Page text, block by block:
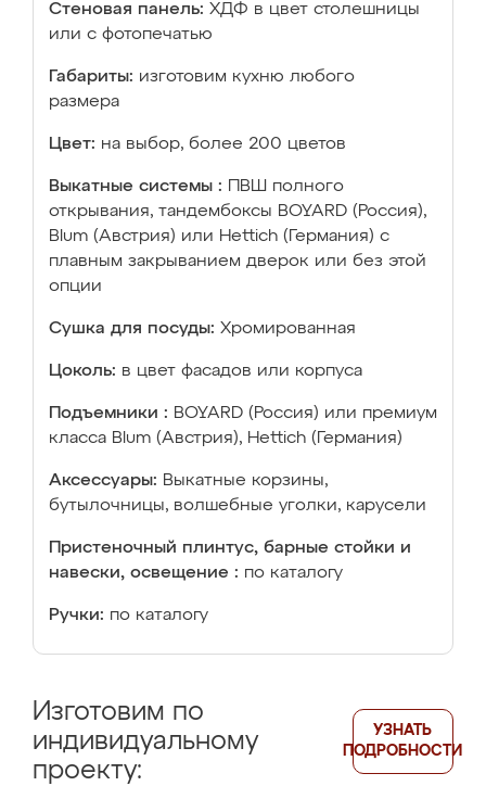
Стеновая панель: ХДФ в цвет столешницы
или с фотопечатью
Габариты: изготовим кухню любого
размера
Цвет: на выбор, более 200 цветов
Выкатные системы :
ПВШ полного
открывания, тандембоксы BOYARD (Россия),
Blum (Австрия) или Hettich (Германия) с
плавным закрыванием дверок или без этой
опции
Сушка для посуды: Хромированная
Цоколь: в цвет фасадов или корпуса
Подъемники : BOYARD (Россия) или премиум
класса Blum (Австрия), Hettich (Германия)
Аксессуары: Выкатные корзины,
бутылочницы, волшебные уголки, карусели
Пристеночный плинтус, барные стойки и
навески, освещение : по каталогу
Ручки: по каталогу
Изготовим по
индивидуальному
проекту:
УЗНАТЬ
ПОДРОБНОСТИ